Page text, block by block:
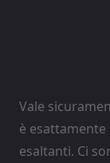
Vale
è esattamente
esaltanti. Ci